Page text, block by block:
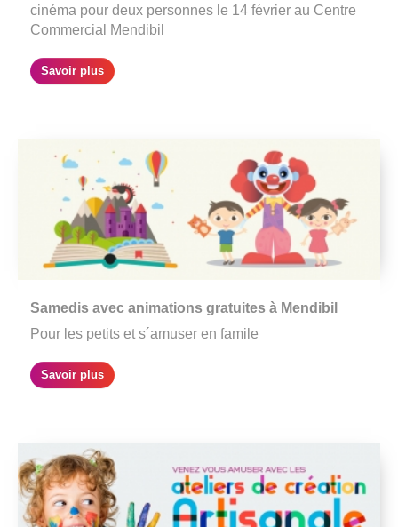
cinéma pour deux personnes le 14 février au Centre
Commercial Mendibil
Savoir plus
Samedis avec animations gratuites à Mendibil
Pour les petits et s´amuser en famile
Savoir plus